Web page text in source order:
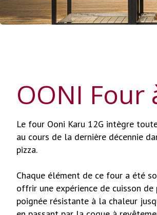
OONI Four
Le four Ooni Karu 12G intègre
au cours de la dernière décennie
pizza.
Chaque élément de ce four a été
offrir une expérience de cuisson
poignée résistante à la chaleur